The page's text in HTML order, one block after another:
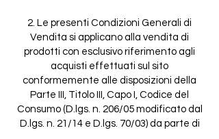
2. Le presenti Condizioni Generali di
Vendita si applicano alla vendita di
prodotti con esclusivo riferimento agli
acquisti effettuati sul sito
conformemente alle disposizioni della
Parte III, Titolo III, Capo I, Codice del
Consumo (D.lgs. n. 206/05 modificato dal
D.lgs. n. 21/14 e D.lgs. 70/03) da parte di